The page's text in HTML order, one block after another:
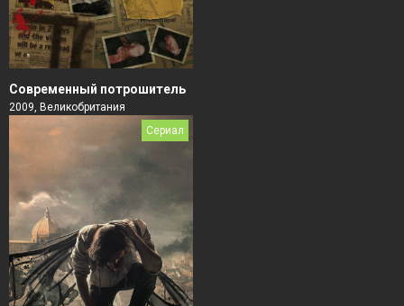
Современный потрошитель
2009, Великобритания
Сериал